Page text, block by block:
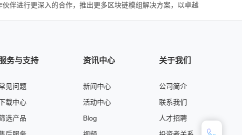
伴进行更深入的合作，推出更多区块链模组解决方案，以卓越
务与支持
见问题
载中心
选产品
资讯中心
新闻中心
活动中心
Blog
关于我们
公司简介
联系我们
人才招聘